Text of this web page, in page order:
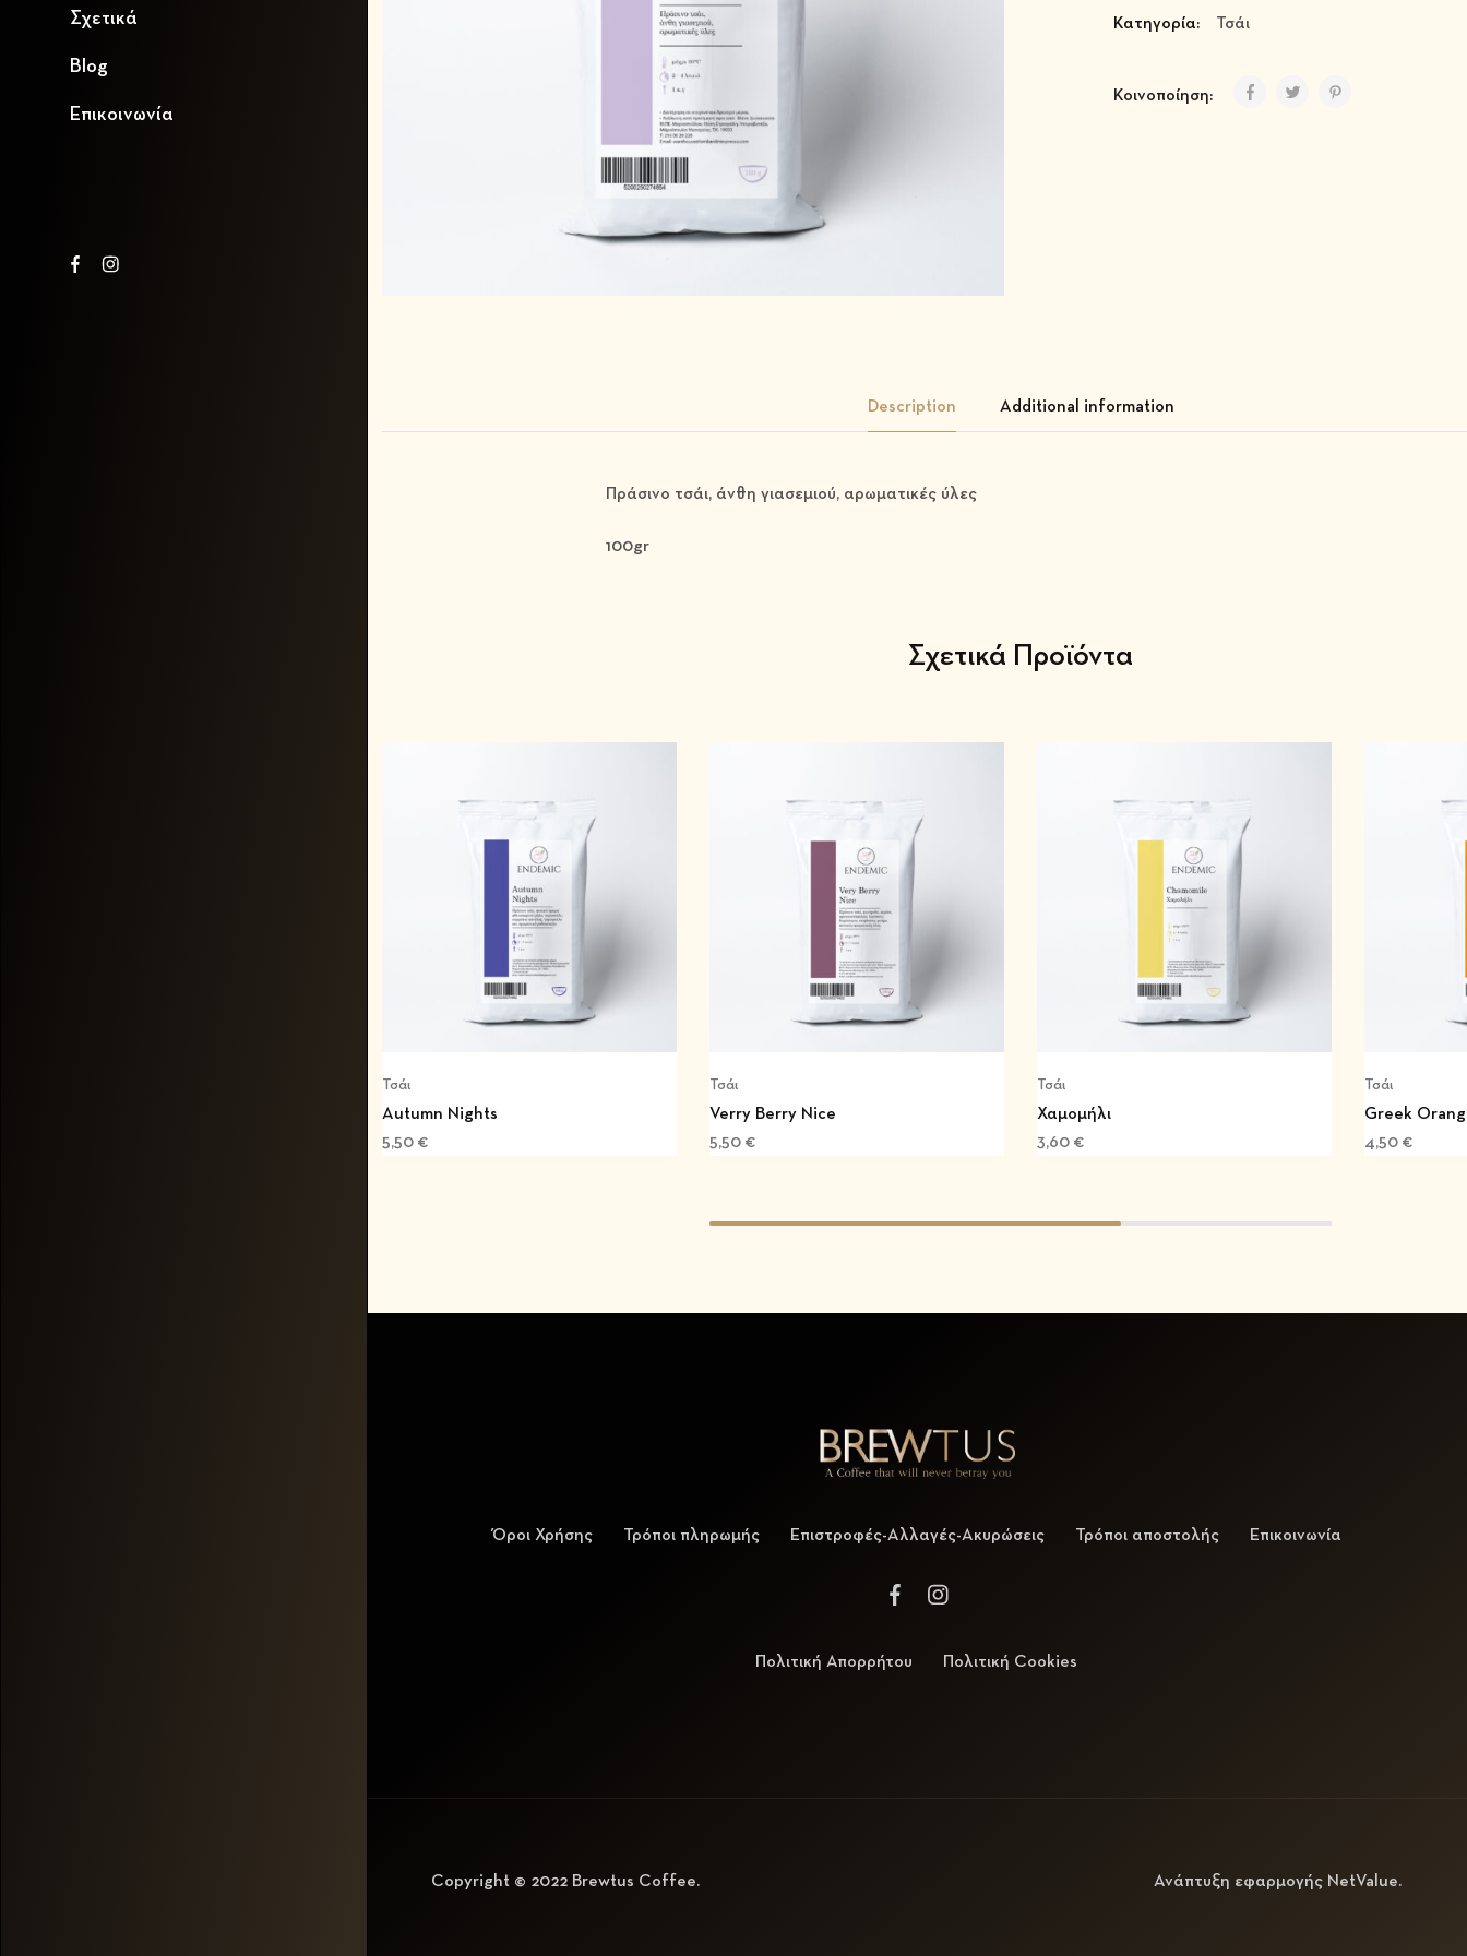
Σχετικά
Blog
Επικοινωνία
Κατηγορία: Τσάι
Κοινοποίηση:
Description Additional information
Πράσινο τσάι, άνθη γιασεμιού, αρωματικές ύλες
100gr
Σχετικά Προϊόντα
Τσάι
Αutumn Nights
5,50 €
Τσάι
Verry Berry Nice
5,50 €
Τσάι
Χαμομήλι
3,60 €
Τσάι
Greek
4,50 €
Όροι Χρήσης Τρόποι πληρωμής Επιστροφές-Αλλαγές-Ακυρώσεις Τρόποι αποστολής Επικοινωνία
Πολιτική Απορρήτου Πολιτική Cookies
Copyright © 2022 Brewtus Coffee. Ανάπτυξη εφαρμογής NetValue.